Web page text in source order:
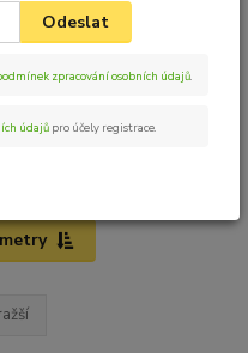
zdobený
Odeslat
zpracování osobních údajů.
údajů pro účely registrace.